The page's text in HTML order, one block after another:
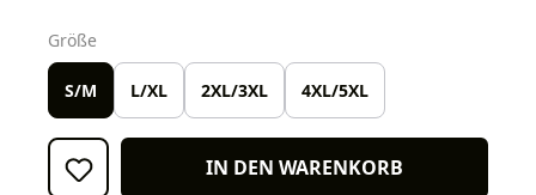
Größe
S/M L/XL 2XL/3XL 4XL/5XL
IN DEN WARENKORB